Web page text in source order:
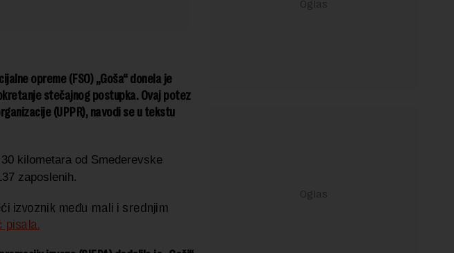
opreme (FSO) „Goša“ donela je
stečajnog postupka. Ovaj potez
(UPPR), navodi se u tekstu
kilometara od Smederevske
zaposlenih.
izvoznik među mali i srednjim
pisala.